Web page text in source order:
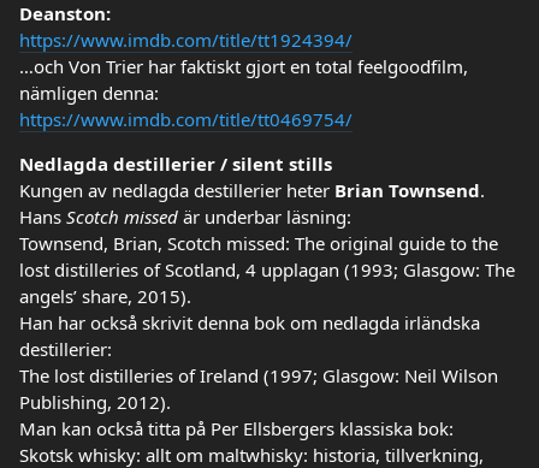
Deanston:
https://www.imdb.com/title/tt1924394/
…och Von Trier har faktiskt gjort en total feelgoodfilm,
nämligen denna:
https://www.imdb.com/title/tt0469754/
Nedlagda destillerier / silent stills
Kungen av nedlagda destillerier heter Brian Townsend.
Hans Scotch missed är underbar läsning:
Townsend, Brian, Scotch missed: The original guide to the
lost distilleries of Scotland, 4 upplagan (1993; Glasgow: The
angels’ share, 2015).
Han har också skrivit denna bok om nedlagda irländska
destillerier:
The lost distilleries of Ireland (1997; Glasgow: Neil Wilson
Publishing, 2012).
Man kan också titta på Per Ellsbergers klassiska bok:
Skotsk whisky: allt om maltwhisky: historia, tillverkning,